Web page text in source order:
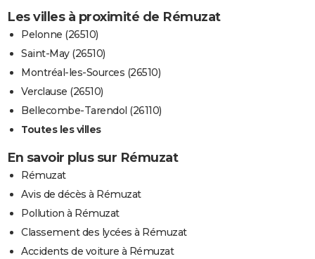
Les villes à proximité de Rémuzat
Pelonne (26510)
Saint-May (26510)
Montréal-les-Sources (26510)
Verclause (26510)
Bellecombe-Tarendol (26110)
Toutes les villes
En savoir plus sur Rémuzat
Rémuzat
Avis de décès à Rémuzat
Pollution à Rémuzat
Classement des lycées à Rémuzat
Accidents de voiture à Rémuzat